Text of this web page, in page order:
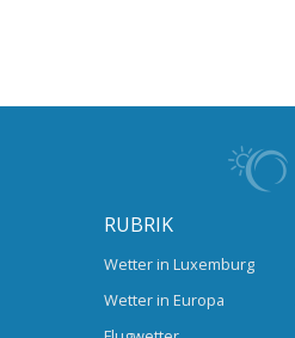
RUBRIK
Wetter in Luxemburg
Wetter in Europa